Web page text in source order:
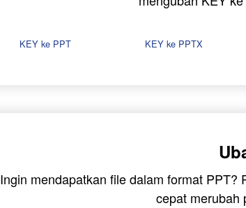
KEY ke PPT KEY ke PPTX
Ingin mendapatkan file dalam format
cepat merubah